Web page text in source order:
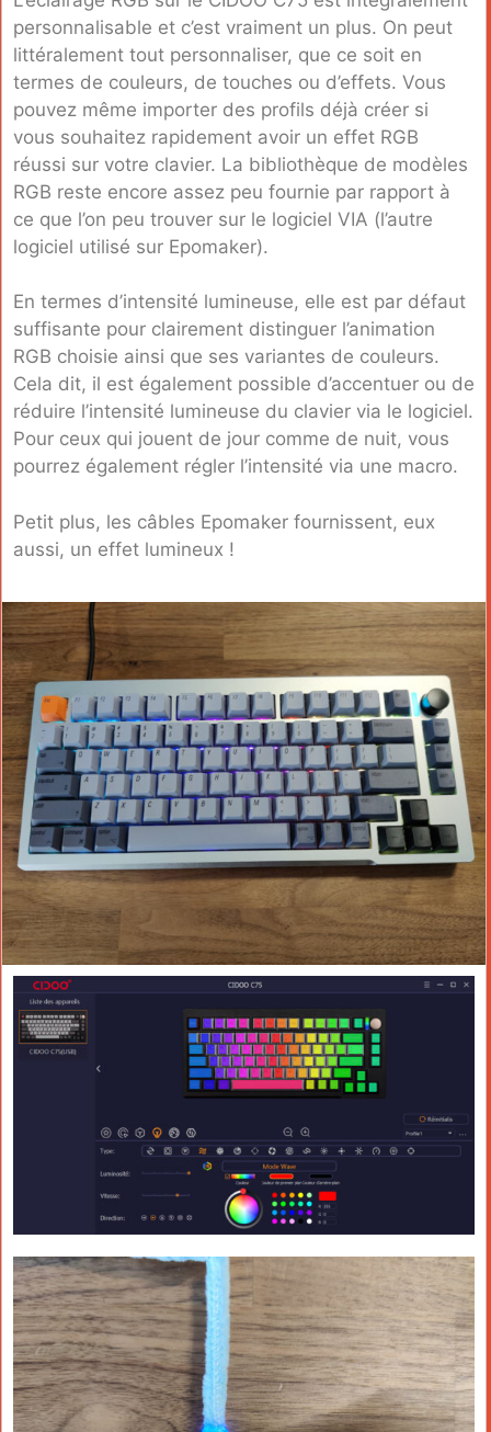
personnalisable et c’est vraiment un plus. On peut
littéralement tout personnaliser, que ce soit en
termes de couleurs, de touches ou d’effets. Vous
pouvez même importer des profils déjà créer si
vous souhaitez rapidement avoir un effet RGB
réussi sur votre clavier. La bibliothèque de modèles
RGB reste encore assez peu fournie par rapport à
ce que l’on peu trouver sur le logiciel VIA (l’autre
logiciel utilisé sur Epomaker).
En termes d’intensité lumineuse, elle est par défaut
suffisante pour clairement distinguer l’animation
RGB choisie ainsi que ses variantes de couleurs.
Cela dit, il est également possible d’accentuer ou de
réduire l’intensité lumineuse du clavier via le logiciel.
Pour ceux qui jouent de jour comme de nuit, vous
pourrez également régler l’intensité via une macro.
Petit plus, les câbles Epomaker fournissent, eux
aussi, un effet lumineux !